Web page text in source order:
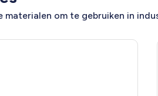
materialen om te gebruiken in